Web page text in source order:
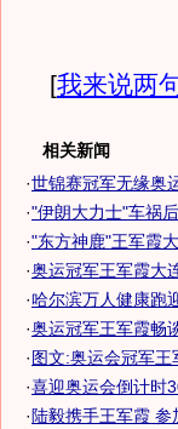
[我来说两
相关新闻
·世锦赛冠军无缘奥
·"伊朗大力士"车祸
·"东方神鹿"王军霞
·奥运冠军王军霞大
·哈尔滨万人健康跑
·奥运冠军王军霞畅
·图文:奥运会冠军
·喜迎奥运会倒计时
· 陆毅携手王军霞 参